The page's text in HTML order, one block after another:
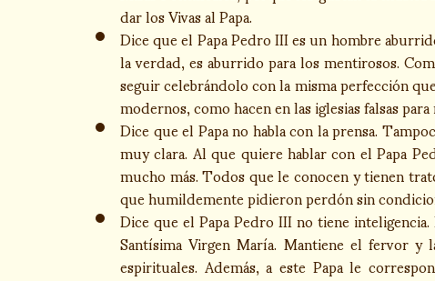
dar los Vivas al Papa.
Dice que el Papa Pedro III es un hombre
la verdad, es aburrido para los mentirosos.
seguir celebrándolo con la misma perfección
modernos, como hacen en las iglesias falsas
Dice que el Papa no habla con la prensa.
muy clara. Al que quiere hablar con el Papa
mucho más. Todos que le conocen y tienen
que humildemente pidieron perdón sin
Dice que el Papa Pedro III no tiene
Santísima Virgen María. Mantiene el fervor
espirituales. Además, a este Papa le